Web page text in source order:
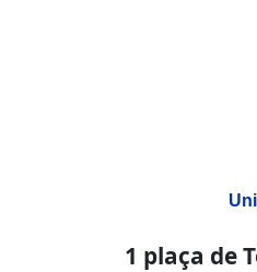
1 plaça de